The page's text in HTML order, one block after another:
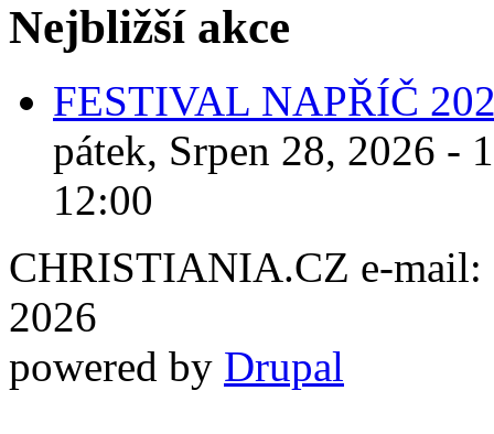
Nejbližší akce
FESTIVAL NAPŘÍČ
pátek, Srpen 28, 2026 -
12:00
CHRISTIANIA.CZ e-mail:
2026
powered by Drupal